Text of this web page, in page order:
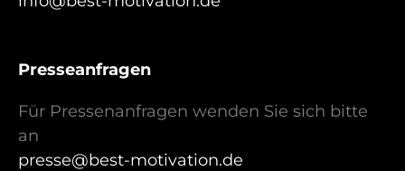
Presseanfragen
Für Pressenanfragen wenden Sie sich bitte
an
presse@best-motivation.de